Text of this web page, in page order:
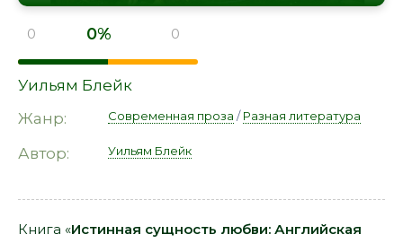
0 0% 0
Уильям Блейк
Жанр:
Современная проза /Разная литература
Автор: Уильям Блейк
Книга «Истинная сущность любви: Английская